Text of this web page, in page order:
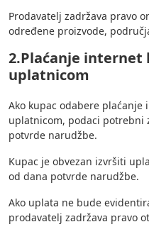
Prodavatelj zadržava pravo
određene proizvode,
2.Plaćanje internet
uplatnicom
Ako kupac odabere
uplatnicom, podaci potrebni
potvrde narudžbe.
Kupac je obvezan izvršiti
od dana potvrde narudžbe.
Ako uplata ne bude
prodavatelj zadržava pravo